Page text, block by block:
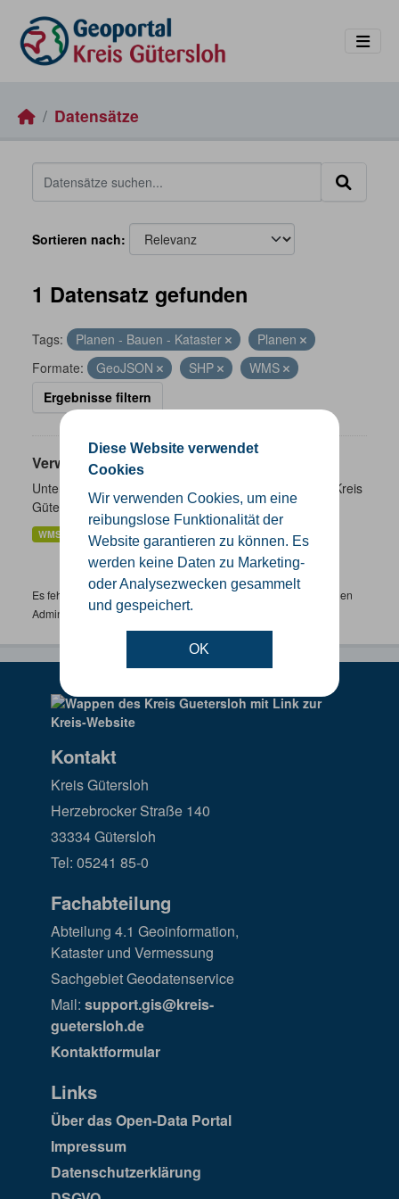
Diese Website verwendet
Cookies
Wir verwenden Cookies, um eine
reibungslose Funktionalität der
Website garantieren zu können. Es
werden keine Daten zu Marketing-
oder Analysezwecken gesammelt
und gespeichert.
OK
Datensätze
Sortieren nach
1 Datensatz gefunden
Tags: Planen - Bauen - Kataster
Planen
Formate:
GeoJSON SHP
WMS
Ergebnisse filtern
Verwaltungsgrenzen
Unterschiedliche Ebenen der Verwaltungsgrenzen im Kreis
Gütersloh
WMS SHP GeoJSON KML
Es fehlen spezifische Datensätze? Wenden Sie sich bitte an einen
Administrator unter:support.gis@kreis-guetersloh.de
Kontakt
Kreis Gütersloh
Herzebrocker Straße 140
33334 Gütersloh
Tel: 05241 85-0
Fachabteilung
Abteilung 4.1 Geoinformation,
Kataster und Vermessung
Sachgebiet Geodatenservice
Mail: support.gis@kreis-
guetersloh.de
Kontaktformular
Links
Über das Open-Data Portal
Impressum
Datenschutzerklärung